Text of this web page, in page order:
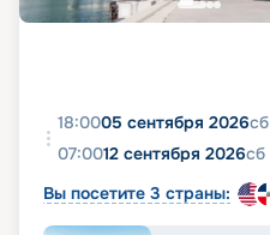
18:0005 сентября 2026сб
07:0012 сентября 2026сб
Вы посетите 3 страны: